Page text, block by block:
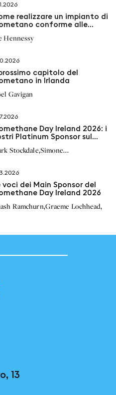
realizzare un impianto di
conforme alle
Hennessy
capitolo del
in Irlanda
Gavigan
Day Ireland 2026: i
Platinum Sponsor sul
Stockdale,Simone
voci dei Main Sponsor del
Day Ireland 2026
Ramchurn,Graeme Lochhead,
13